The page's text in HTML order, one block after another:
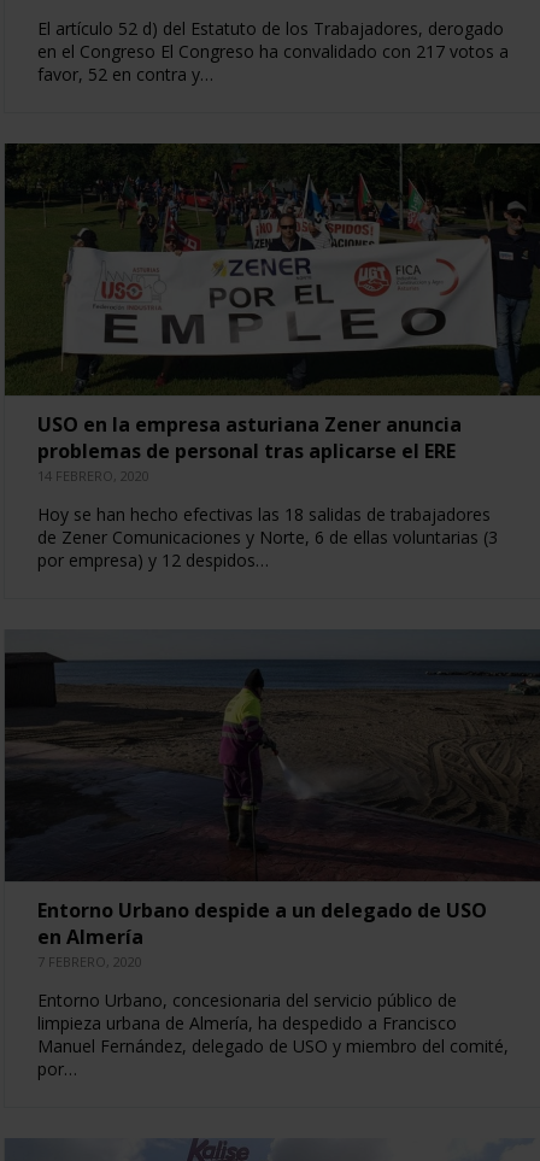
El artículo 52 d) del Estatuto de los Trabajadores, derogado
en el Congreso El Congreso ha convalidado con 217 votos a
favor, 52 en contra y…
USO en la empresa asturiana Zener anuncia
problemas de personal tras aplicarse el ERE
14 FEBRERO, 2020
Hoy se han hecho efectivas las 18 salidas de trabajadores
de Zener Comunicaciones y Norte, 6 de ellas voluntarias (3
por empresa) y 12 despidos…
Entorno Urbano despide a un delegado de USO
en Almería
7 FEBRERO, 2020
Entorno Urbano, concesionaria del servicio público de
limpieza urbana de Almería, ha despedido a Francisco
Manuel Fernández, delegado de USO y miembro del comité,
por…